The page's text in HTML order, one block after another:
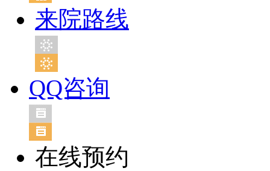
来院路线
QQ咨询
在线预约